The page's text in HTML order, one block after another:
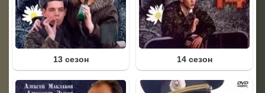
13 сезон 14 сезон